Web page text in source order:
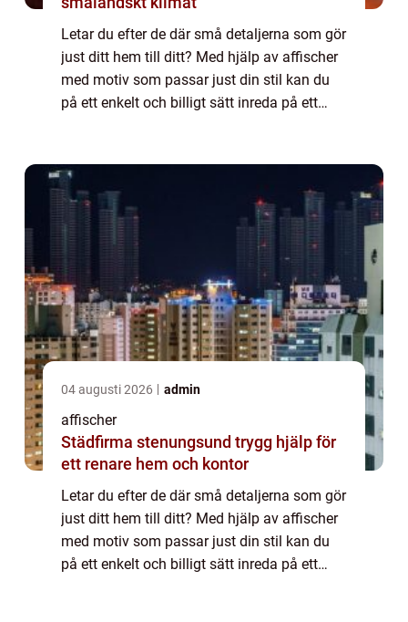
Letar du efter de där små detaljerna som gör
just ditt hem till ditt? Med hjälp av affischer
med motiv som passar just din stil kan du
på ett enkelt och billigt sätt inreda på ett
04 augusti 2026 admin
affischer
Städfirma stenungsund trygg hjälp för
ett renare hem och kontor
Letar du efter de där små detaljerna som gör
just ditt hem till ditt? Med hjälp av affischer
med motiv som passar just din stil kan du
på ett enkelt och billigt sätt inreda på ett